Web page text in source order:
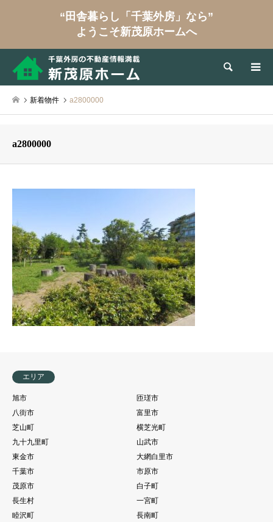
“田舎暮らし「千葉外房」なら”
ようこそ新茂原ホームへ
検索
新着物件 a2800000
a2800000
エリア
旭市
匝瑳市
八街市
富里市
芝山町
横芝光町
九十九里町
山武市
東金市
大網白里市
千葉市
市原市
茂原市
白子町
長生村
一宮町
睦沢町
長南町